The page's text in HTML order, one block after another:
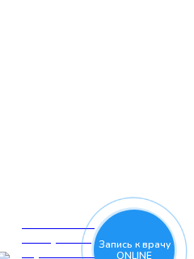
СОГЛАСИЕ
на обработку
персональных
Запись к врачу
ONLINE